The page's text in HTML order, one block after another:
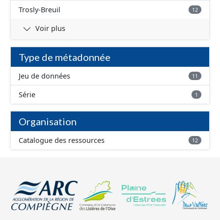
Trosly-Breuil 12
Voir plus
Type de métadonnée
Jeu de données 11
Série 1
Organisation
Catalogue des ressources 12